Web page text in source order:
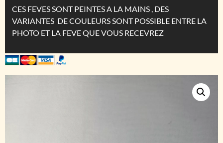
CES FEVES SONT PEINTES A LA MAINS , DES
VARIANTES DE COULEURS SONT POSSIBLE ENTRE LA
PHOTO ET LA FEVE QUE VOUS RECEVREZ